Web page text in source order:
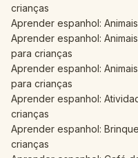
crianças
Aprender espanhol:
Aprender espanhol:
para crianças
Aprender espanhol:
para crianças
Aprender espanhol:
crianças
Aprender espanhol:
crianças